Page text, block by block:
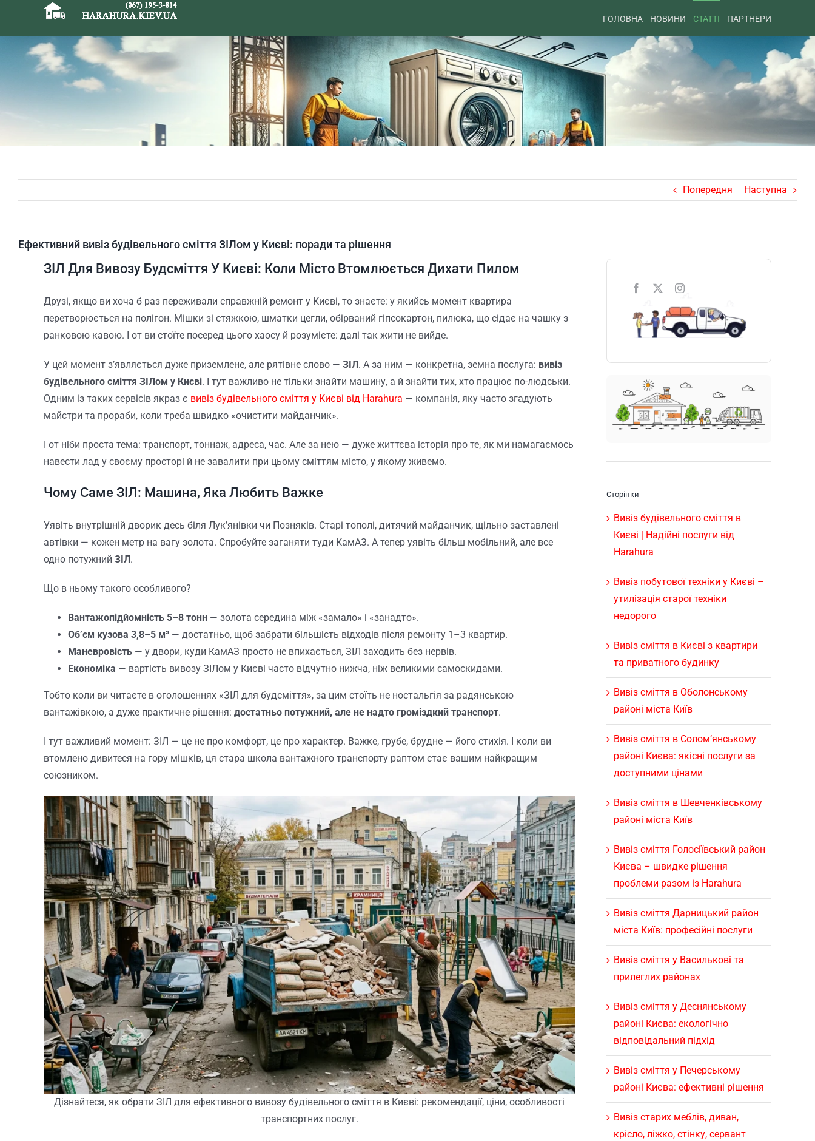
ГОЛОВНА НОВИНИ СТАТТІ ПАРТНЕРИ
Попередня Наступна
Ефективний вивіз будівельного сміття ЗІЛом у Києві: поради та рішення
ЗІЛ Для Вивозу Будсміття У Києві: Коли Місто Втомлюється Дихати Пилом
Друзі, якщо ви хоча б раз переживали справжній ремонт у Києві, то знаєте: у якийсь момент квартира
перетворюється на полігон. Мішки зі стяжкою, шматки цегли, обірваний гіпсокартон, пилюка, що сідає на чашку з
ранковою кавою. І от ви стоїте посеред цього хаосу й розумієте: далі так жити не вийде.
У цей момент з’являється дуже приземлене, але рятівне слово — ЗІЛ . А за ним — конкретна, земна послуга: вивіз
будівельного сміття ЗІЛом у Києві. І тут важливо не тільки знайти машину, а й знайти тих, хто працює по-людськи.
Одним із таких сервісів якраз є вивіз будівельного сміття у Києві від Harahura — компанія, яку часто згадують
майстри та прораби, коли треба швидко «очистити майданчик».
І от ніби проста тема: транспорт, тоннаж, адреса, час. Але за нею — дуже життєва історія про те, як ми намагаємось
навести лад у своєму просторі й не завалити при цьому сміттям місто, у якому живемо.
Чому Саме ЗІЛ: Машина, Яка Любить Важке
Уявіть внутрішній дворик десь біля Лук’янівки чи Позняків. Старі тополі, дитячий майданчик, щільно заставлені
автівки — кожен метр на вагу золота. Спробуйте заганяти туди КамАЗ. А тепер уявіть більш мобільний, але все
одно потужний ЗІЛ .
Що в ньому такого особливого?
Вантажопідйомність 5–8 тонн— золота середина між «замало» і «занадто».
Об’єм кузова 3,8–5 м³— достатньо, щоб забрати більшість відходів після ремонту 1–3 квартир.
Маневровість— у двори, куди КамАЗ просто не впихається, ЗІЛ заходить без нервів.
Економіка — вартість вивозу ЗІЛом у Києві часто відчутно нижча, ніж великими самоскидами.
Тобто коли ви читаєте в оголошеннях «ЗІЛ для будсміття», за цим стоїть не ностальгія за радянською
вантажівкою, а дуже практичне рішення: достатньо потужний, але не надто громіздкий транспорт.
І тут важливий момент: ЗІЛ — це не про комфорт, це про характер. Важке, грубе, брудне — його стихія. І коли ви
втомлено дивитеся на гору мішків, ця стара школа вантажного транспорту раптом стає вашим найкращим
союзником.
Дізнайтеся, як обрати ЗІЛ для ефективного вивозу будівельного сміття в Києві: рекомендації, ціни, особливості
транспортних послуг.
Сторінки
Вивіз будівельного сміття в
Києві | Надійні послуги від
Harahura
Вивіз побутової техніки у Києві –
утилізація старої техніки
недорого
Вивіз сміття в Києві з квартири
та приватного будинку
Вивіз сміття в Оболонському
районі міста Київ
Вивіз сміття в Солом’янському
районі Києва: якісні послуги за
доступними цінами
Вивіз сміття в Шевченківському
районі міста Київ
Вивіз сміття Голосіївський район
Києва – швидке рішення
проблеми разом із Harahura
Вивіз сміття Дарницький район
міста Київ: професійні послуги
Вивіз сміття у Василькові та
прилеглих районах
Вивіз сміття у Деснянському
районі Києва: екологічно
відповідальний підхід
Вивіз сміття у Печерському
районі Києва: ефективні рішення
Вивіз старих меблів, диван,
крісло, ліжко, стінку, сервант